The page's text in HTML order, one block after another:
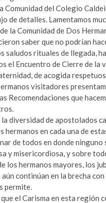
Comunidad del Colegio
de detalles. Lamentamos
la Comunidad de Dos
saber que no podrían
saludos rituales de llegada,
el Encuentro de Cierre de la
de acogida
visitadores
Recomendaciones que
diversidad de apostolados
hermanos en cada una de
de todos en donde ninguno
y misericordiosa, y sobre
los hermanos mayores, los
continúan en la brecha
permite.
el Carisma en esta región